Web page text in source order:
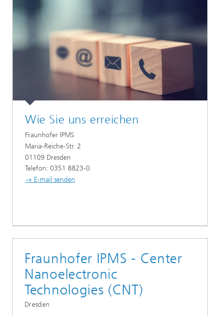
Wie Sie uns erreichen
Fraunhofer IPMS
Maria-Reiche-Str. 2
01109 Dresden
Telefon: 0351 8823-0
→ E-mail senden
Fraunhofer IPMS - Center
Nanoelectronic
Technologies (CNT)
Dresden